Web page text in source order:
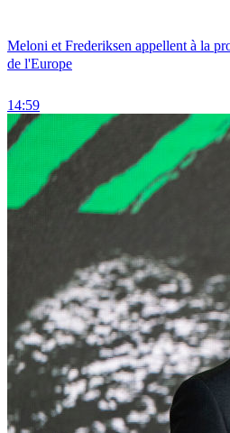
Meloni et Frederiksen appellent à la
de l'Europe
14:59